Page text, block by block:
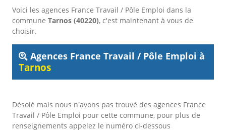
Voici les agences France Travail / Pôle Emploi dans la
commune Tarnos (40220), c'est maintenant à vous de
choisir.
Agences France Travail / Pôle Emploi à
Tarnos
Désolé mais nous n'avons pas trouvé des agences France
Travail / Pôle Emploi pour cette commune, pour plus de
renseignements appelez le numéro ci-dessous